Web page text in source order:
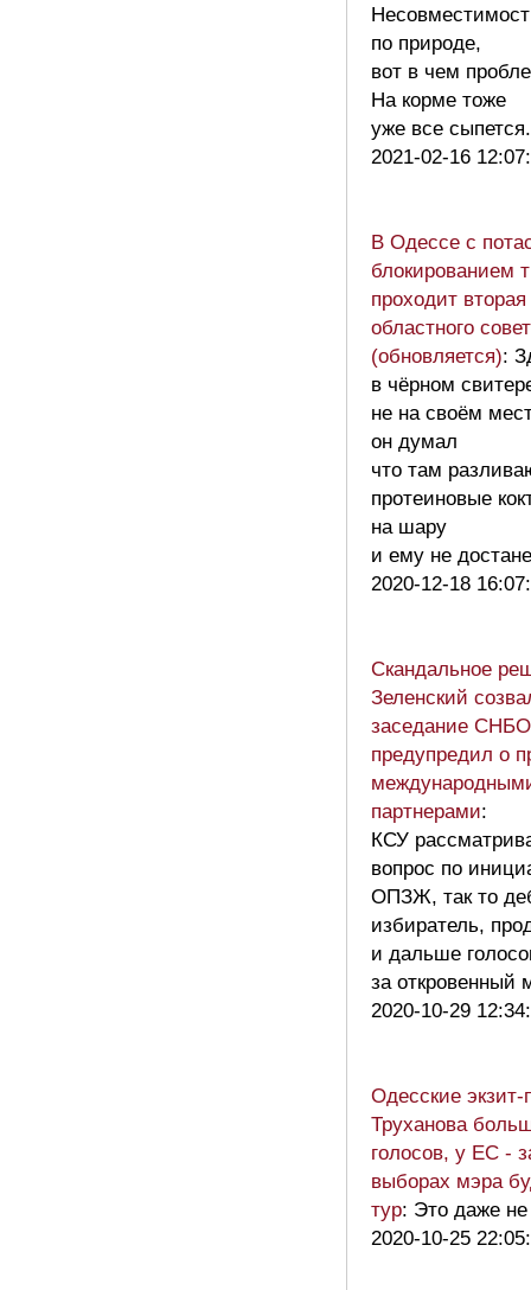
по природе,
вот в чем
На корме тоже
уже все
2021-02-16
В Одессе с
блокированием
проходит
областного
(обновляется):
в чёрном
не на своём
он думал
что там
протеиновые
на шару
и ему не
2020-12-18
Скандальное
Зеленский
заседание
предупредил о
партнерами:
КСУ
вопрос по
ОПЗЖ, так то
избиратель,
и дальше
за
2020-10-29
Одесские
Труханова
голосов, у ЕС -
выборах мэра
тур: Это даже
2020-10-25